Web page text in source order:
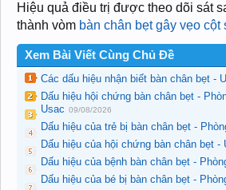
Hiệu quả điều trị được theo dõi sát
thành vòm bàn chân bẹt gây vẹo cột
Xem Bài Viết Cùng Chủ Đề
Các dấu hiệu nhận biết bàn chân bẹt -
Dấu hiệu hội chứng bàn chân bẹt -
Usac 09/08/2026
Dấu hiệu của trẻ bị bàn chân bẹt -
Dấu hiệu của hội chứng bàn chân bẹt -
Dấu hiệu của bệnh bàn chân bẹt -
Dấu hiệu của bé bị bàn chân bẹt -